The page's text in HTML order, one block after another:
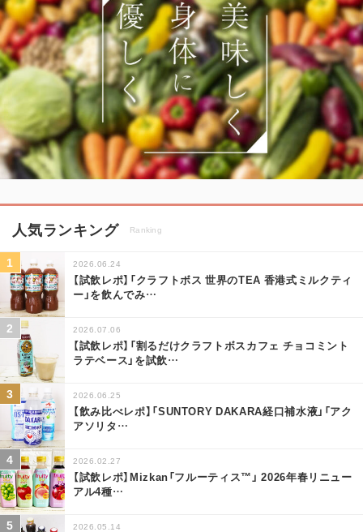
人気ランキング Ranking
2026.06.24
【試飲レポ】「クラフトボス 世界のTEA 香港式ミルクティ
ー」を飲んでみ…
2026.07.06
【試飲レポ】「割るだけクラフトボスカフェ チョコミント
ラテベース」を試飲…
2026.06.25
【飲み比べレポ】「SUNTORY DAKARA経口補水液」「アク
アソリタ…
2026.02.27
【試飲レポ】Mizkan「フルーティス™」 2026年春リニュー
アル4種…
2026.05.14